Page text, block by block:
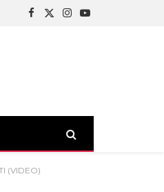
Facebook
X
Instagram
YouTube
(VIDEO)